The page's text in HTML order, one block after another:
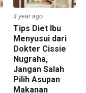
4 year ago
Tips Diet Ibu
Menyusui dari
Dokter Cissie
Nugraha,
Jangan Salah
Pilih Asupan
Makanan